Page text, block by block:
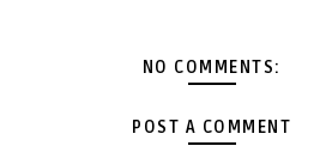
NO COMMENTS:
POST A COMMENT